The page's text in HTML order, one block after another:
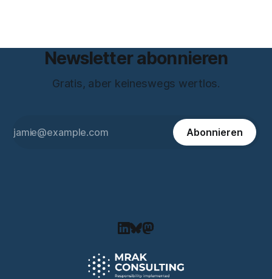
Newsletter abonnieren
Gratis, aber keineswegs wertlos.
Abonnieren